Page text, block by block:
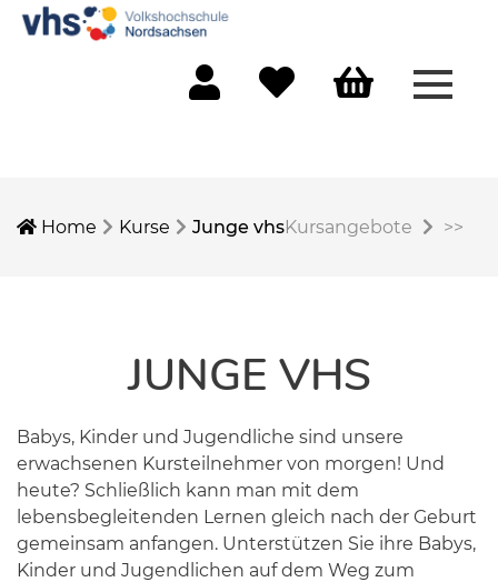
Home Kurse Junge vhsKursangebote >>
JUNGE VHS
Babys, Kinder und Jugendliche sind unsere
erwachsenen Kursteilnehmer von morgen! Und
heute? Schließlich kann man mit dem
lebensbegleitenden Lernen gleich nach der Geburt
gemeinsam anfangen. Unterstützen Sie ihre Babys,
Kinder und Jugendlichen auf dem Weg zum